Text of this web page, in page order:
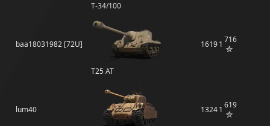
T-34/100
baa18031982 [72U]
T25 AT
16191 716
lum40 13241 619